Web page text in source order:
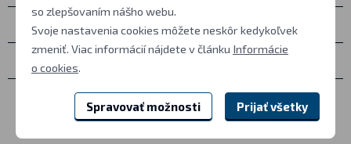
Ďalšie informácie
Ostatné
so zlepšovaním nášho webu.
Svoje nastavenia cookies môžete neskôr kedykoľvek
zmeniť. Viac informácií nájdete v článku Informácie
o cookies.
Spravovať možnosti Prijať všetky